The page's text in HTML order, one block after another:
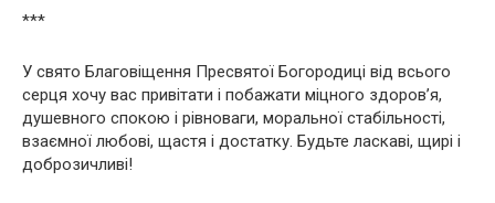
***
У свято Благовіщення Пресвятої Богородиці від всього
серця хочу вас привітати і побажати міцного здоров’я,
душевного спокою і рівноваги, моральної стабільності,
взаємної любові, щастя і достатку. Будьте ласкаві, щирі і
доброзичливі!